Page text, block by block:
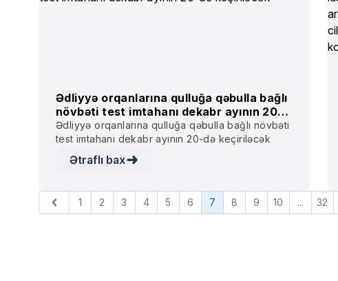
Ədliyyə orqanlarına qulluğa qəbulla bağlı
növbəti test imtahanı dekabr ayının 20-
də keçiriləcək
Ədliyyə orqanlarına qulluğa qəbulla bağlı növbəti
test imtahanı dekabr ayının 20-də keçiriləcək
Ətraflı bax
1 2 3 4 5 6 7 8 9 10 ... 32